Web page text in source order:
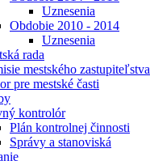
Uznesenia
Obdobie 2010 - 2014
Uznesenia
rada
mestského zastupiteľstva
pre mestské časti
kontrolór
Plán kontrolnej činnosti
Správy a stanoviská